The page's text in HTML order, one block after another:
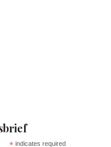
indicates required